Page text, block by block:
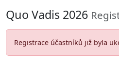
Quo Vadis 2026
Registrace účastníků již byla